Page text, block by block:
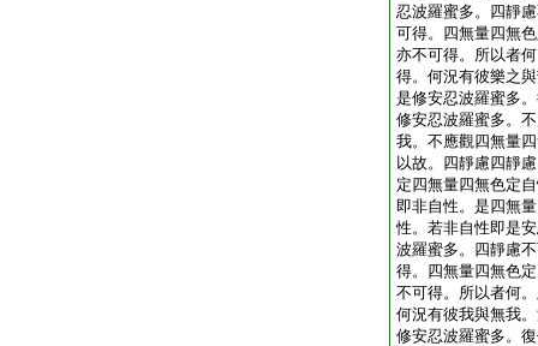
忍波羅蜜多。四靜
可得。四無量四無
亦不可得。所以者
得。何況有彼樂之
是修安忍波羅蜜多
修安忍波羅蜜多。
我。不應觀四無量
以故。四靜慮四靜
定四無量四無色定
即非自性。是四無
性。若非自性即是
波羅蜜多。四靜慮
得。四無量四無色
不可得。所以者何
何況有彼我與無我
修安忍波羅蜜多。